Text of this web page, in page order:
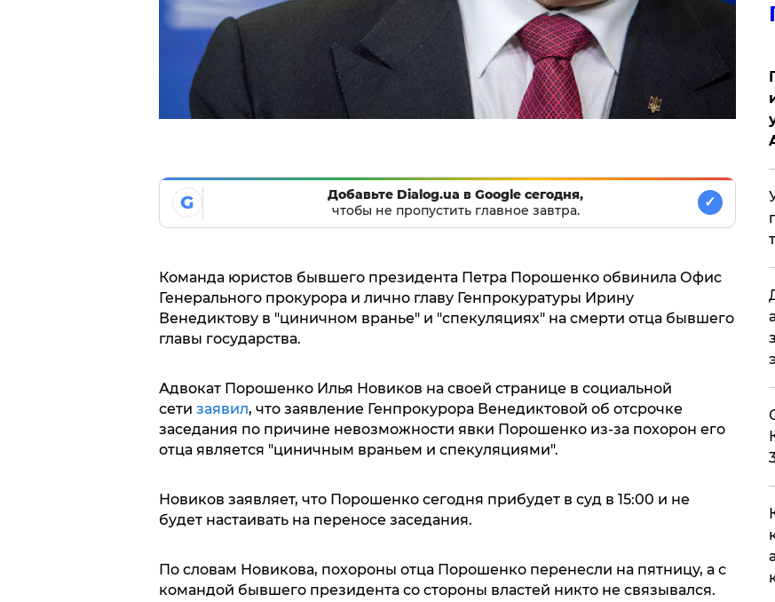
G
Добавьте Dialog.ua в Google сегодня,
чтобы не пропустить главное завтра.
✓
Команда юристов бывшего президента Петра Порошенко обвинила Офис
Генерального прокурора и лично главу Генпрокуратуры Ирину
Венедиктову в "циничном вранье" и "спекуляциях" на смерти отца бывшего
главы государства.
Адвокат Порошенко Илья Новиков на своей странице в социальной
сети заявил, что заявление Генпрокурора Венедиктовой об отсрочке
заседания по причине невозможности явки Порошенко из-за похорон его
отца является "циничным враньем и спекуляциями".
Новиков заявляет, что Порошенко сегодня прибудет в суд в 15:00 и не
будет настаивать на переносе заседания.
По словам Новикова, похороны отца Порошенко перенесли на пятницу, а с
командой бывшего президента со стороны властей никто не связывался.